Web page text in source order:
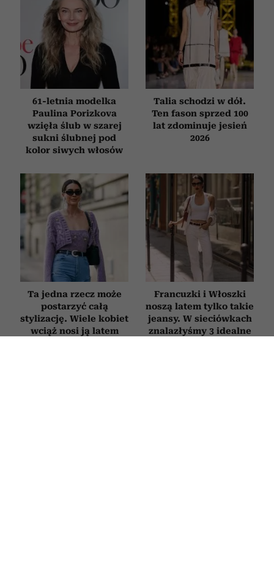
61-letnia modelka
Paulina Porizkova
wzięła ślub w szarej
sukni ślubnej pod
kolor siwych włosów
Talia schodzi w dół.
Ten fason sprzed 100
lat zdominuje jesień
2026
Ta jedna rzecz może
postarzyć całą
stylizację. Wiele kobiet
wciąż nosi ją latem
Francuzki i Włoszki
noszą latem tylko takie
jeansy. W sieciówkach
znalazłyśmy 3 idealne